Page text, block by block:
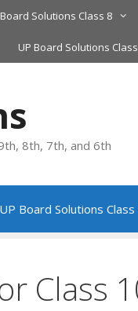
Solutions Class 8
UP Board Solutions
8th, 7th, and 6th
UP Board Solutions Class
Class